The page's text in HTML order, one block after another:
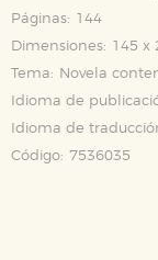
Páginas: 144
Dimensiones: 145 x
Tema:
Novela
Idioma de
Idioma de
Código: 7536035